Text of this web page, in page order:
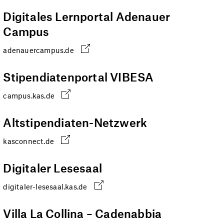
Digitales Lernportal Adenauer
Campus
adenauercampus.de
Stipendiatenportal VIBESA
campus.kas.de
Altstipendiaten-Netzwerk
kasconnect.de
Digitaler Lesesaal
digitaler-lesesaal.kas.de
Villa La Collina – Cadenabbia